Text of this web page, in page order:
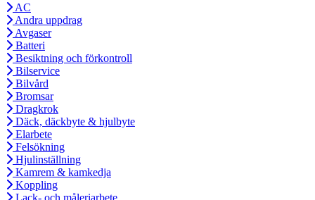
AC
Andra uppdrag
Avgaser
Batteri
Besiktning och förkontroll
Bilservice
Bilvård
Bromsar
Dragkrok
Däck, däckbyte & hjulbyte
Elarbete
Felsökning
Hjulinställning
Kamrem & kamkedja
Koppling
Lack- och måleriarbete